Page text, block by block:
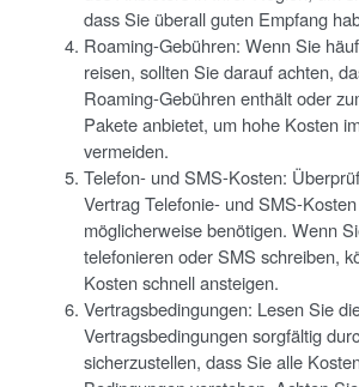
dass Sie überall guten Empfang
Roaming-Gebühren: Wenn Sie
reisen, sollten Sie darauf achten,
Roaming-Gebühren enthält oder
Pakete anbietet, um hohe Kosten
vermeiden.
Telefon- und SMS-Kosten:
Vertrag Telefonie- und SMS-
möglicherweise benötigen. Wenn
telefonieren oder SMS schreiben,
Kosten schnell ansteigen.
Vertragsbedingungen: Lesen Sie
Vertragsbedingungen sorgfältig
sicherzustellen, dass Sie alle